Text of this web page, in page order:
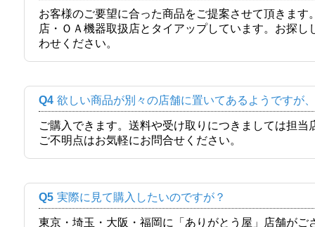
お客様のご要望に合った商品をご提案させて頂きま
店・ＯＡ機器取扱店とタイアップしています。お探
わせください。
Q4 欲しい商品が別々の店舗に置いてあるようですが
ご購入できます。送料や受け取りにつきましては担
ご不明点はお気軽にお問合せください。
Q5 実際に見て購入したいのですが？
東京・埼玉・大阪・福岡に「ありがとう屋」店舗が